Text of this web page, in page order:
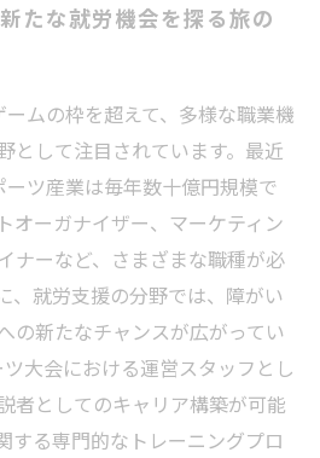
た新しい支援方法：成功事例
eスポーツが開く新たな扉
む道：私たちの新しい働き方
たな就労機会を探る旅の
ムの枠を超えて、多様な職業機
として注目されています。最近
ツ産業は毎年数十億円規模で
オーガナイザー、マーケティン
ナーなど、さまざまな職種が必
、就労支援の分野では、障がい
の新たなチャンスが広がってい
大会における運営スタッフとし
者としてのキャリア構築が可能
する専門的なトレーニングプロ